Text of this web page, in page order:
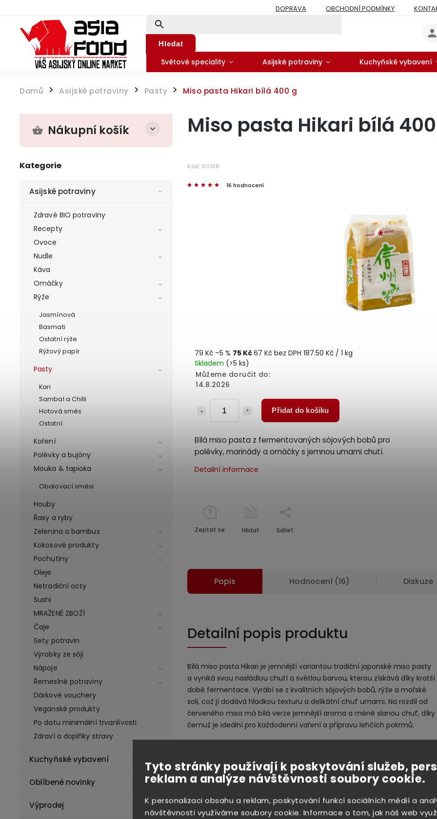
Tyto stránky používají k poskytování služeb,
reklam a analýze návštěvnosti soubory cookie.
K personalizaci obsahu a reklam, poskytování funkcí sociálních médií a
návštěvnosti využíváme soubory cookie. Informace o tom, jak náš web
DOPRAVA OBCHODNÍ PODMÍNKY
Hledat
Světové speciality Asijské potraviny Kuchyňské vybavení
Domů / Asijské potraviny / Pasty / Miso pasta Hikari bílá 400 g
Nákupní košík
Kategorie
Asijské potraviny
Zdravé BIO potraviny
Recepty
Ovoce
Nudle
Káva
Omáčky
Rýže
Jasmínová
Basmati
Ostatní rýže
Rýžový papír
Pasty
Kari
Sambal a Chilli
Hotová směs
Ostatní
Koření
Polévky a bujóny
Mouka & tapioka
Obalovací směsi
Houby
Řasy a ryby
Zelenina a bambus
Kokosové produkty
Pochutiny
Oleje
Netradiční octy
Sushi
MRAŽENÉ ZBOŽÍ
Čaje
Sety potravin
Výrobky ze sóji
Nápoje
Řemeslné potraviny
Dárkové vouchery
Veganské produkty
Po datu minimální trvanlivosti
Zdraví a doplňky stravy
Kuchyňské vybavení
Oblíbené novinky
Výprodej
Miso pasta Hikari bílá
Kód: 50138
16 hodnocení
79 Kč –5 % 75 Kč67 Kč bez DPH 187.50 Kč / 1 kg
Skladem (>5 ks)
Můžeme doručit do:
14.8.2026
Přidat do košíku
Bílá miso pasta z fermentovaných sójových bobů pro
polévky, marinády a omáčky s jemnou umami chutí.
Detailní informace
Zeptat se Hlídat Sdílet
Popis Hodnocení (16) Diskuze
Detailní popis produktu
Bílá miso pasta Hikari je jemnější variantou tradiční japonské miso pasty
a vyniká svou nasládlou chutí a světlou barvou, kterou získává díky kratší
době fermentace. Vyrábí se z kvalitních sójových bobů, rýže a mořské
soli, což jí dodává hladkou texturu a delikátní chuť umami. Na rozdíl od
červeného misa má bílá verze jemnější aroma a méně slanou chuť, díky
čemuž je ideální pro každodenní vaření a přípravu lehčích pokrmů.
Tato miso pasta je nepostradatelnou přísadou při přípravě klasické
hodí také do dresinků, marinád nebo omáček, kde dodá jídlu plnou a
přitom jemnou chuť. Výborně se kombinuje i s rybami, zeleninou či
také použít při přípravě wok jídel nebo jako základ pro polévky a vývary,
kde zintenzivní chuť ostatních surovin.